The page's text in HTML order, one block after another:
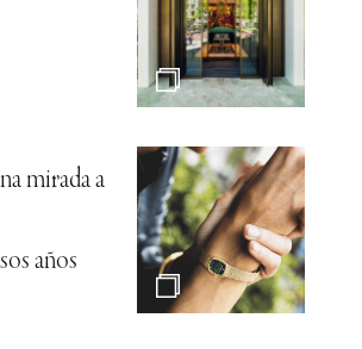
mirada a
años